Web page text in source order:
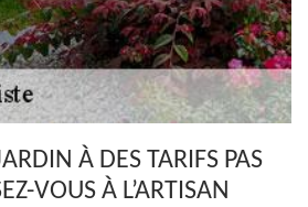
À DES TARIFS PAS
VOUS À L’ARTISAN